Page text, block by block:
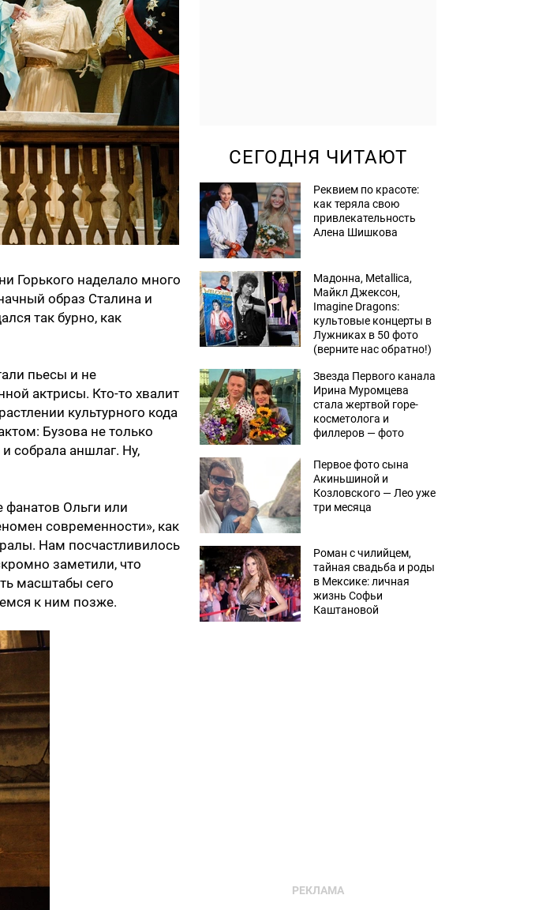
Горького наделало много
образ Сталина и
так бурно, как
пьесы и не
актрисы. Кто-то хвалит
культурного кода
Бузова не только
собрала аншлаг. Ну,
Ольги или
современности», как
Нам посчастливилось
заметили, что
масштабы сего
к ним позже.
СЕГОДНЯ ЧИТАЮТ
Реквием по красоте:
как теряла свою
привлекательность
Алена Шишкова
Мадонна, Metallica,
Майкл Джексон,
Imagine Dragons:
культовые концерты в
Лужниках в 50 фото
(верните нас обратно!)
Звезда Первого канала
Ирина Муромцева
стала жертвой горе-
косметолога и
филлеров — фото
Первое фото сына
Акиньшиной и
Козловского — Лео уже
три месяца
Роман с чилийцем,
тайная свадьба и роды
в Мексике: личная
жизнь Софьи
Каштановой